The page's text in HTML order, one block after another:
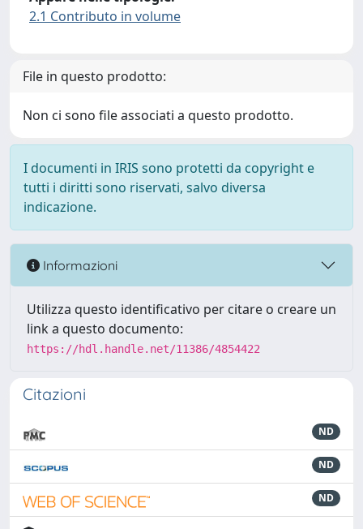
2.1 Contributo in volume
File in questo prodotto:
Non ci sono file associati a questo prodotto.
I documenti in IRIS sono protetti da copyright e
tutti i diritti sono riservati, salvo diversa
indicazione.
Informazioni
Utilizza questo identificativo per citare o creare un
link a questo documento:
https://hdl.handle.net/11386/4854422
Citazioni
ND
ND
ND